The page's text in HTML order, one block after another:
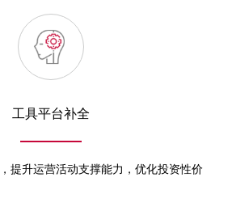
工具平台补全
提升运营活动支撑能力，优化投资性价